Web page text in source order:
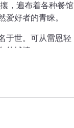
，遍布着各种餐馆
好者的青睐。
于世。可从雷恩轻
城墙。